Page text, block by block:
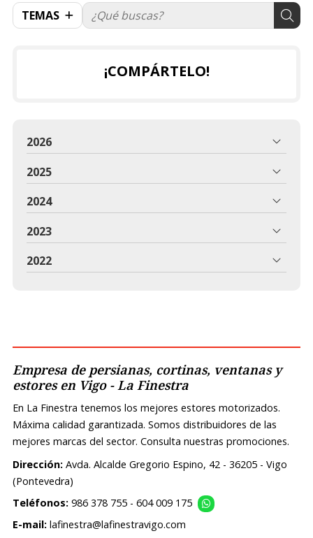
TEMAS
¡COMPÁRTELO!
2026
2025
2024
2023
2022
Empresa de persianas, cortinas, ventanas y
estores en Vigo - La Finestra
En La Finestra tenemos los mejores estores motorizados.
Máxima calidad garantizada. Somos distribuidores de las
mejores marcas del sector. Consulta nuestras promociones.
Dirección: Avda. Alcalde Gregorio Espino, 42 - 36205 - Vigo
(Pontevedra)
Teléfonos: 986 378 755 - 604 009 175
E-mail: lafinestra@lafinestravigo.com